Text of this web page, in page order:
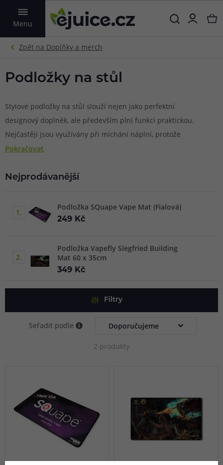
Menu
VYHLEDAT
Podložky na stůl
Stylové podložky na stůl slouží nejen jako perfektní
designový doplněk, ale především plní funkci praktickou.
Nejčastěji jsou využívány při míchání náplní, protože
dokonale absorbují každou kapku náplně, která padne
Pokračovat
Nejprodávanější
1.
Podložka SQuape Vape Mat (Fialová)
249 Kč
2.
Podložka Vapefly Siegfried Building
Mat 60 x 35cm
349 Kč
Filtry
Seřadit podle
2 produkty